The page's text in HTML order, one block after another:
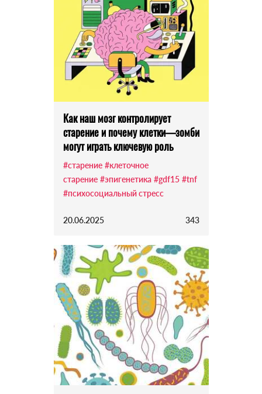
Как наш мозг контролирует
старение и почему клетки—зомби
могут играть ключевую роль
#старение #клеточное
старение #эпигенетика #gdf15 #tnf
#психосоциальный стресс
20.06.2025 343